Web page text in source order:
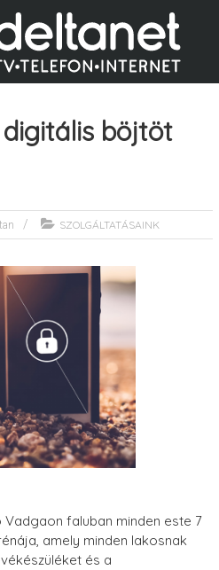
böjtöt
SZOLGÁLTATÁSAINK
faluban minden este 7
amely minden lakosnak
és a